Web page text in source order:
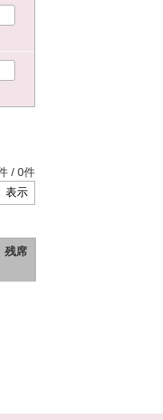
/ 0件
残席